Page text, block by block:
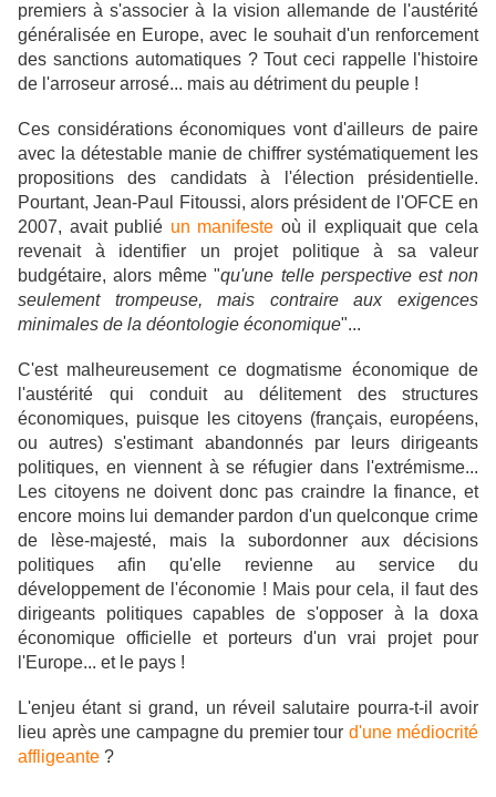
premiers à s'associer à la vision allemande de l'austérité
généralisée en Europe, avec le souhait d'un renforcement
des sanctions automatiques ? Tout ceci rappelle l'histoire
de l'arroseur arrosé... mais au détriment du peuple !
Ces considérations économiques vont d'ailleurs de paire
avec la détestable manie de chiffrer systématiquement les
propositions des candidats à l'élection présidentielle.
Pourtant, Jean-Paul Fitoussi, alors président de l'OFCE en
2007, avait publié un manifeste où il expliquait que cela
revenait à identifier un projet politique à sa valeur
budgétaire, alors même "qu'une telle perspective est non
seulement trompeuse, mais contraire aux exigences
minimales de la déontologie économique"...
C'est malheureusement ce dogmatisme économique de
l'austérité qui conduit au délitement des structures
économiques, puisque les citoyens (français, européens,
ou autres) s'estimant abandonnés par leurs dirigeants
politiques, en viennent à se réfugier dans l'extrémisme...
Les citoyens ne doivent donc pas craindre la finance, et
encore moins lui demander pardon d'un quelconque crime
de lèse-majesté, mais la subordonner aux décisions
politiques afin qu'elle revienne au service du
développement de l'économie ! Mais pour cela, il faut des
dirigeants politiques capables de s'opposer à la doxa
économique officielle et porteurs d'un vrai projet pour
l'Europe... et le pays !
L'enjeu étant si grand, un réveil salutaire pourra-t-il avoir
lieu après une campagne du premier tour d'une médiocrité
affligeante ?